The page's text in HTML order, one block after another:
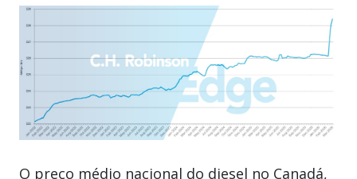
O preço médio nacional do diesel no Canadá,